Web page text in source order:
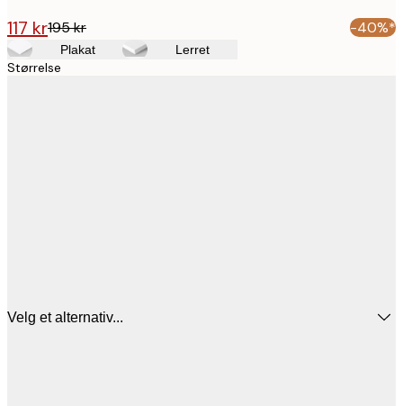
117 kr195 kr -40%*
Plakat Lerret
Størrelse
Velg et alternativ...